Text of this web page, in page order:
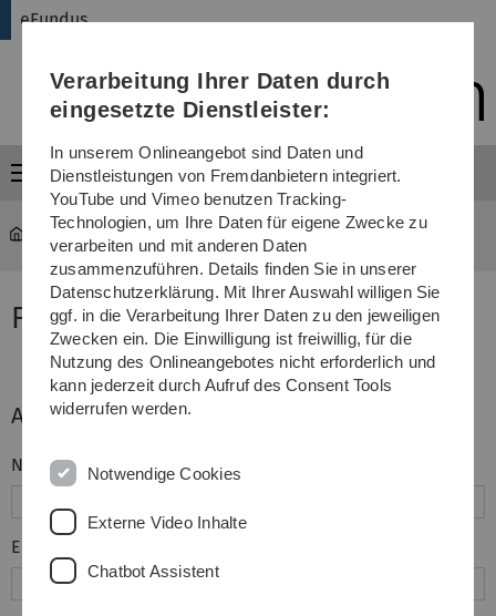
Direkt
Direkt
Direkt
(Sprache,
Drucken,
Media)
Direkt
Direkt
eFundus
Menü
Anfrage
Formular: Verleih
Angaben zur Person
Name
E-Mail
Verarbeitung Ihrer Daten durch
eingesetzte Dienstleister:
In unserem Onlineangebot sind Daten und
Dienstleistungen von Fremdanbietern integriert.
YouTube und Vimeo benutzen Tracking-
Technologien, um Ihre Daten für eigene Zwecke zu
verarbeiten und mit anderen Daten
zusammenzuführen. Details finden Sie in unserer
Datenschutzerklärung. Mit Ihrer Auswahl willigen Sie
ggf. in die Verarbeitung Ihrer Daten zu den jeweiligen
Zwecken ein. Die Einwilligung ist freiwillig, für die
Nutzung des Onlineangebotes nicht erforderlich und
kann jederzeit durch Aufruf des Consent Tools
widerrufen werden.
Notwendige Cookies
Externe Video Inhalte
Chatbot Assistent